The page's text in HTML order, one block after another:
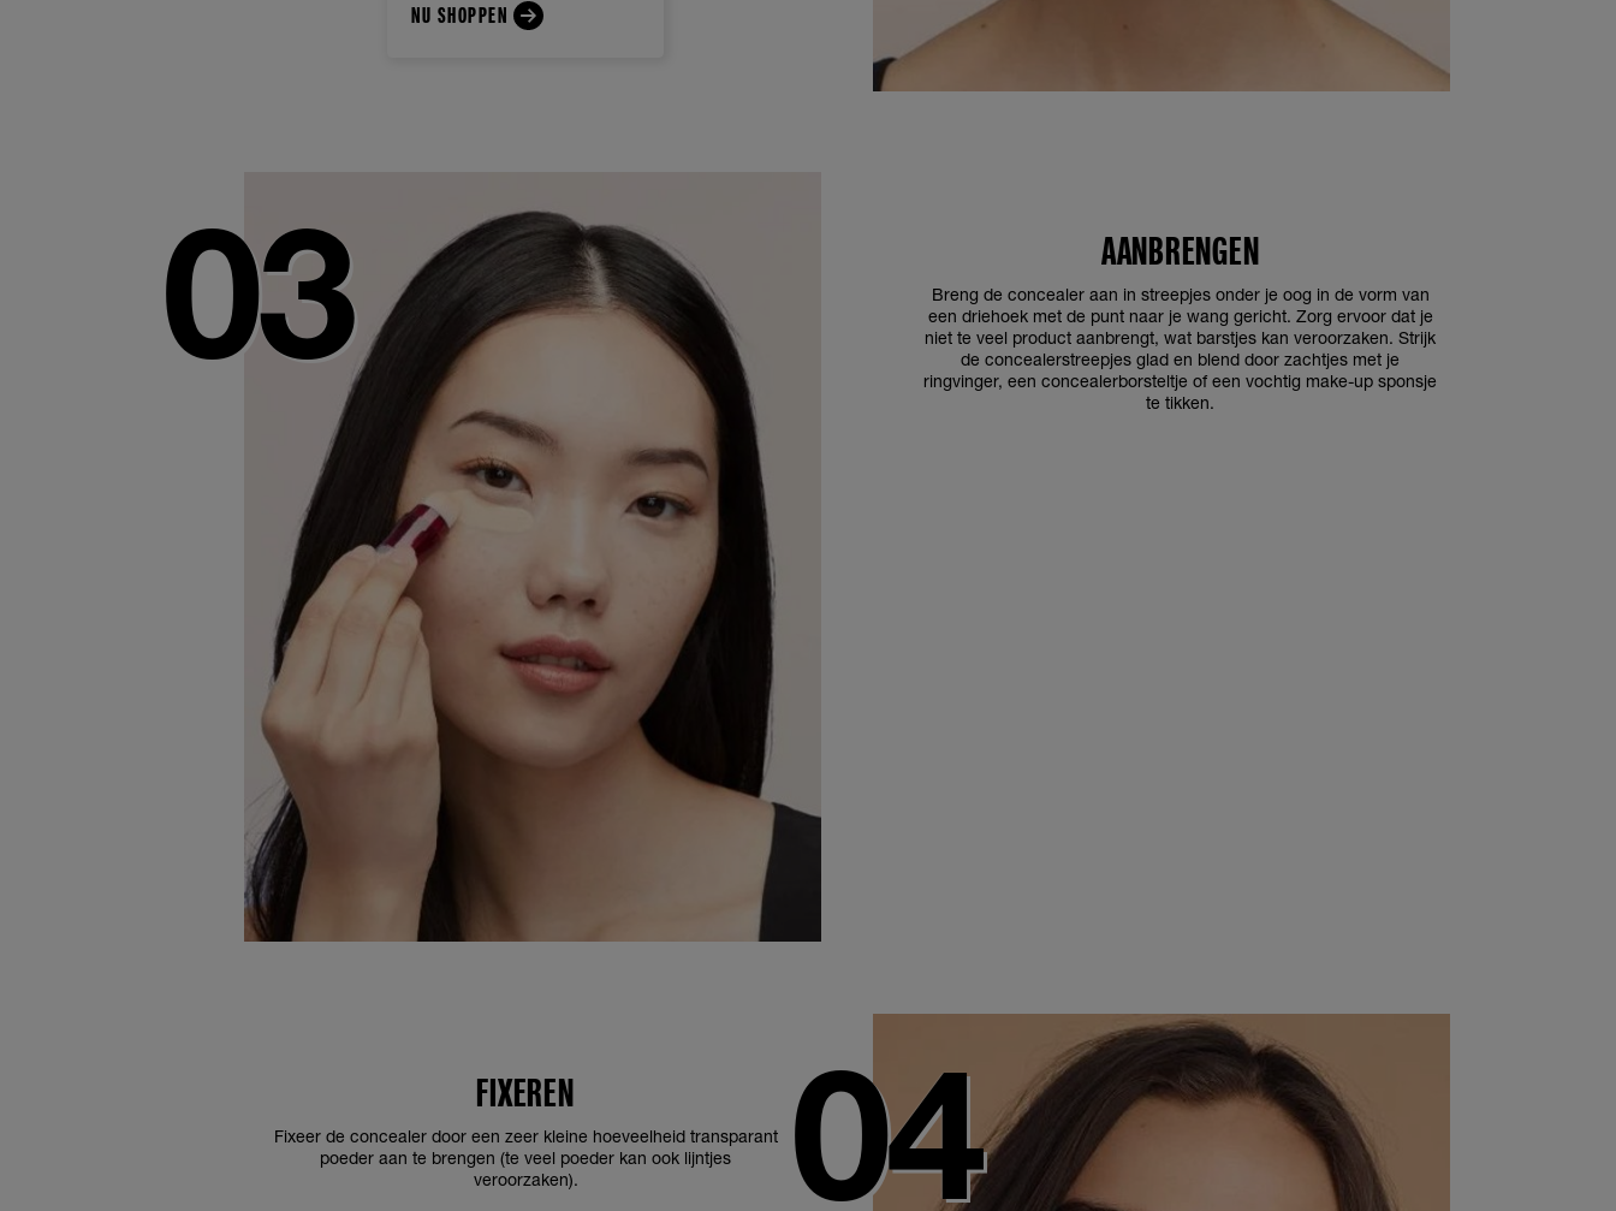
NU SHOPPEN
AANBRENGEN
Breng de concealer aan in streepjes onder je oog in de vorm van
een driehoek met de punt naar je wang gericht. Zorg ervoor dat je
niet te veel product aanbrengt, wat barstjes kan veroorzaken. Strijk
de concealerstreepjes glad en blend door zachtjes met je
ringvinger, een concealerborsteltje of een vochtig make-up sponsje
te tikken.
FIXEREN
Fixeer de concealer door een zeer kleine hoeveelheid transparant
poeder aan te brengen (te veel poeder kan ook lijntjes
veroorzaken).